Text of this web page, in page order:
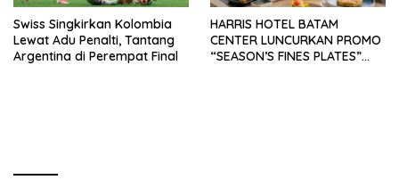
Swiss Singkirkan Kolombia
Lewat Adu Penalti, Tantang
Argentina di Perempat Final
HARRIS HOTEL BATAM
CENTER LUNCURKAN PROMO
“SEASON’S FINES PLATES”